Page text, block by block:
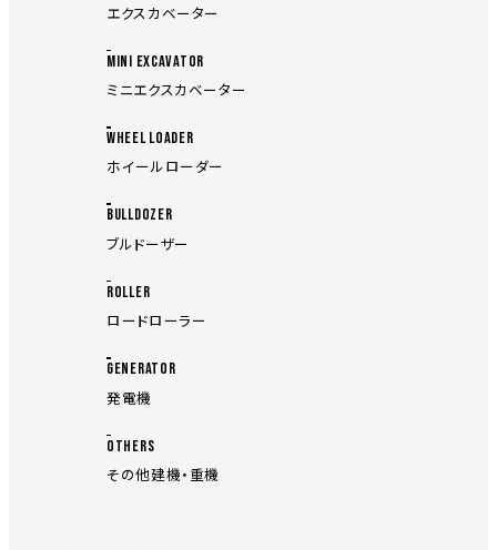
エクスカベーター
MINI EXCAVATOR
ミニエクスカベーター
WHEEL LOADER
ホイールローダー
BULLDOZER
ブルドーザー
ROLLER
ロードローラー
GENERATOR
発電機
OTHERS
その他建機・重機